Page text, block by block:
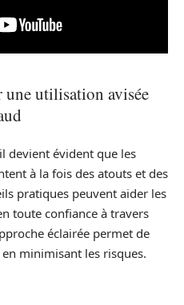
utilisation avisée
devient évident que les
à la fois des atouts et des
pratiques peuvent aider les
toute confiance à travers
éclairée permet de
minimisant les risques.